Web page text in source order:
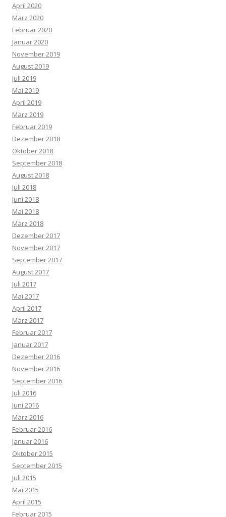
April 2020
März 2020
Februar 2020
Januar 2020
November 2019
August 2019
Juli 2019
Mai 2019
April 2019
März 2019
Februar 2019
Dezember 2018
Oktober 2018
September 2018
August 2018
Juli 2018
Juni 2018
Mai 2018
März 2018
Dezember 2017
November 2017
September 2017
August 2017
Juli 2017
Mai 2017
April 2017
März 2017
Februar 2017
Januar 2017
Dezember 2016
November 2016
September 2016
Juli 2016
Juni 2016
März 2016
Februar 2016
Januar 2016
Oktober 2015
September 2015
Juli 2015
Mai 2015
April 2015
Februar 2015